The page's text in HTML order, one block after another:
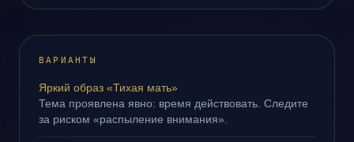
ВАРИАНТЫ
Яркий образ «Тихая мать»
Тема проявлена явно: время действовать. Следите
за риском «распыление внимания».